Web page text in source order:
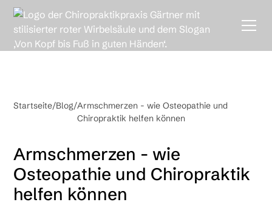
Startseite/Blog/Armschmerzen - wie Osteopathie und
Chiropraktik helfen können
Armschmerzen - wie
Osteopathie und Chiropraktik
helfen können